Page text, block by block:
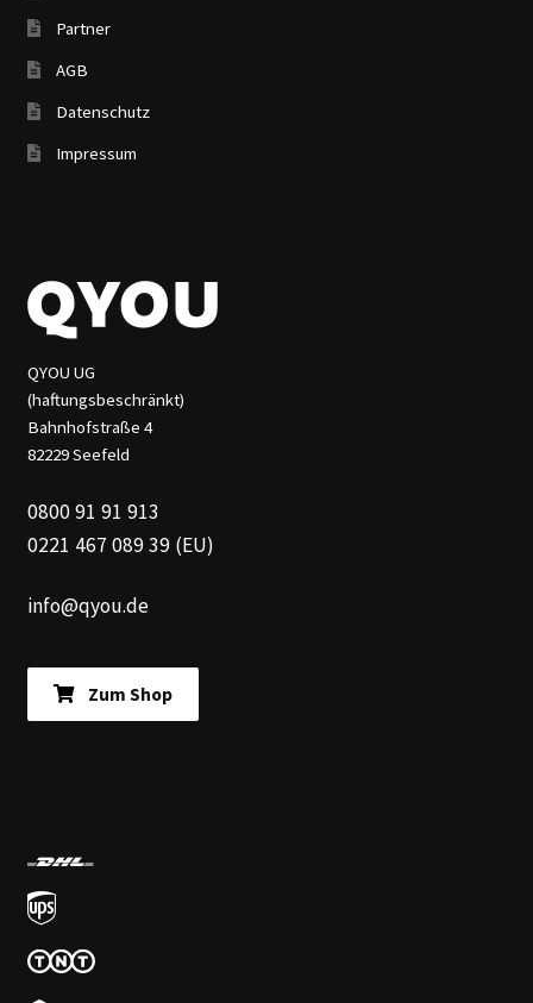
QYOU UG
(haftungsbeschränkt)
Bahnhofstraße 4
82229 Seefeld
0800 91 91 913
0221 467 089 39 (EU)
info@qyou.de
Zum Shop
Partner
AGB
Datenschutz
Impressum